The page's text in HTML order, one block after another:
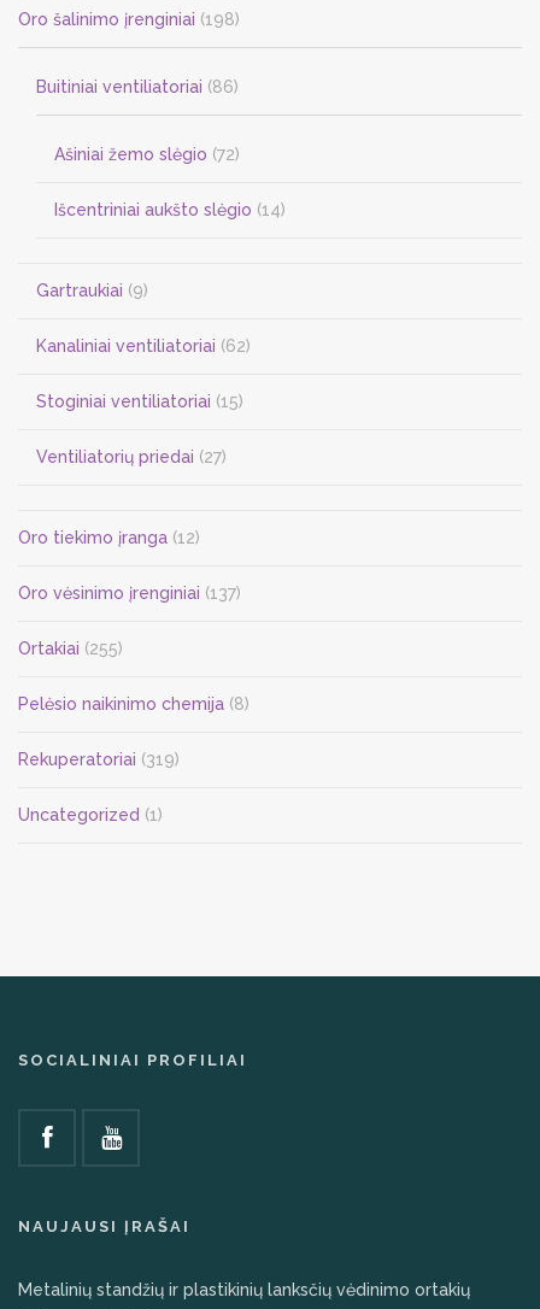
Oro šalinimo įrenginiai (198)
Buitiniai ventiliatoriai (86)
Ašiniai žemo slėgio (72)
Išcentriniai aukšto slėgio (14)
Gartraukiai (9)
Kanaliniai ventiliatoriai (62)
Stoginiai ventiliatoriai (15)
Ventiliatorių priedai (27)
Oro tiekimo įranga (12)
Oro vėsinimo įrenginiai (137)
Ortakiai (255)
Pelėsio naikinimo chemija (8)
Rekuperatoriai (319)
Uncategorized (1)
SOCIALINIAI PROFILIAI
NAUJAUSI ĮRAŠAI
Metalinių standžių ir plastikinių lanksčių vėdinimo ortakių